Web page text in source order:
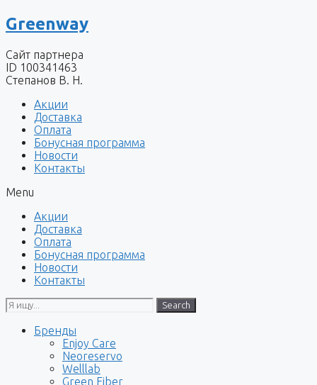
Перейти
к
Greenway
Сайт партнера
ID 100341463
Степанов В. Н.
Акции
Доставка
Оплата
Бонусная программа
Новости
Контакты
Menu
Акции
Доставка
Оплата
Бонусная программа
Новости
Контакты
Search
Бренды
Enjoy Care
Neoreservo
Welllab
Green Fiber